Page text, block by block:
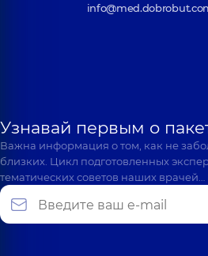
Узнавай первым о
Важна информация о том, как не
близких. Цикл подготовленных
тематических советов наших врачей…